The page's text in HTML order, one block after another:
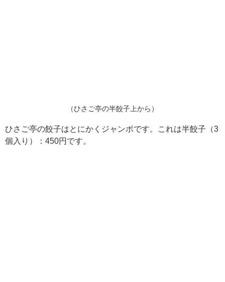
（ひさご亭の半餃子上から）
ひさご亭の餃子はとにかくジャンボです。これは半餃子（3
個入り）：450円です。